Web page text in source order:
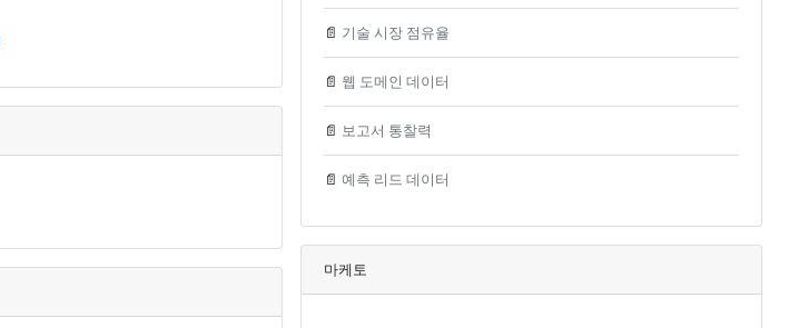
📄 기술 시장 점유율
📄 웹 도메인 데이터
📄 보고서 통찰력
📄 예측 리드 데이터
마케토